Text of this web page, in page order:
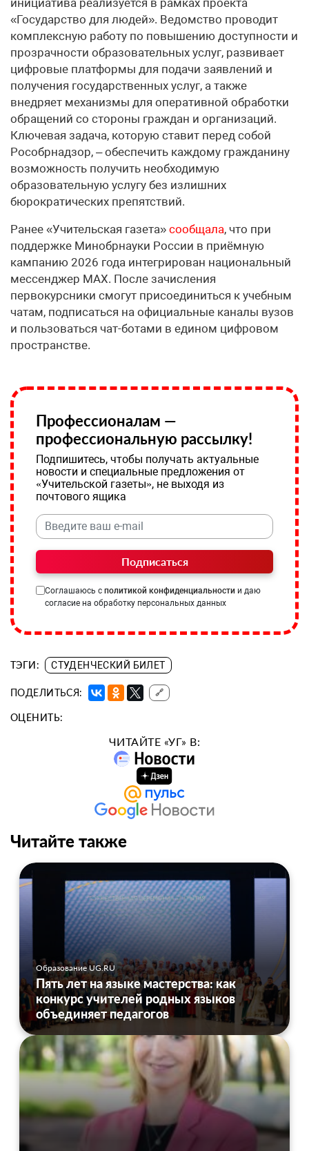
«Государство для людей». Ведомство проводит
комплексную работу по повышению доступности и
прозрачности образовательных услуг, развивает
цифровые платформы для подачи заявлений и
получения государственных услуг, а также
внедряет механизмы для оперативной обработки
обращений со стороны граждан и организаций.
Ключевая задача, которую ставит перед собой
Рособрнадзор, – обеспечить каждому гражданину
возможность получить необходимую
образовательную услугу без излишних
бюрократических препятствий.
Ранее «Учительская газета» сообщала, что при
поддержке Минобрнауки России в приёмную
кампанию 2026 года интегрирован национальный
мессенджер MAX. После зачисления
первокурсники смогут присоединиться к учебным
чатам, подписаться на официальные каналы вузов
и пользоваться чат-ботами в едином цифровом
пространстве.
Профессионалам —
профессиональную рассылку!
Подпишитесь, чтобы получать актуальные
новости и специальные предложения от
«Учительской газеты», не выходя из
почтового ящика
Подписаться
Соглашаюсь с политикой конфиденциальности и даю
согласие на обработку персональных данных
ТЭГИ: СТУДЕНЧЕСКИЙ БИЛЕТ
ПОДЕЛИТЬСЯ: 🔗
ОЦЕНИТЬ:
ЧИТАЙТЕ «УГ» В:
Читайте также
Образование UG.RU
Пять лет на языке мастерства: как
конкурс учителей родных языков
объединяет педагогов